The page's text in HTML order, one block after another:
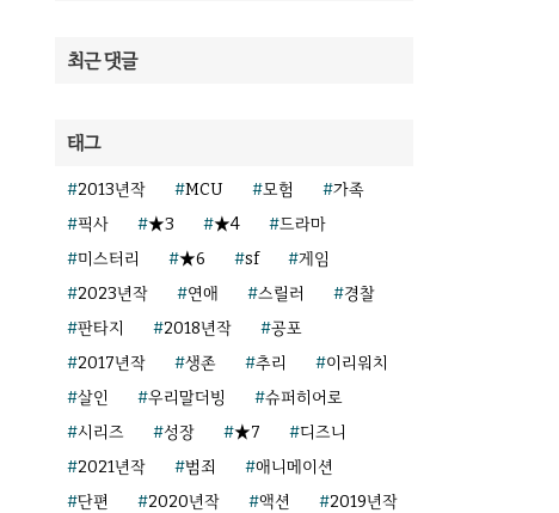
최근 댓글
태그
2013년작 MCU 모험
가족
픽사
★3 ★4
드라마
미스터리
★6 sf
게임
2023년작
연애 스릴러
경찰
판타지
2018년작
공포
2017년작
생존 추리
이리워치
살인
우리말더빙
슈퍼히어로
시리즈
성장 ★7
디즈니
2021년작
범죄
애니메이션
단편
2020년작 액션
2019년작